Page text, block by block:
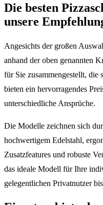
Die besten
unsere
Angesichts der großen
anhand der oben genannten
für Sie zusammengestellt, die
bieten ein hervorragendes
unterschiedliche Ansprüche.
Die Modelle zeichnen sich
hochwertigem Edelstahl,
Zusatzfeatures und robuste
das ideale Modell für Ihre
gelegentlichen Privatnutzer